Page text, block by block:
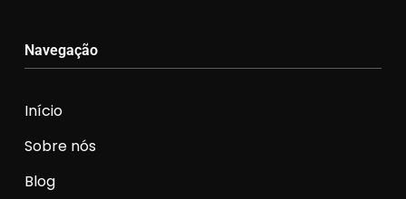
Navegação
Início
Sobre nós
Blog